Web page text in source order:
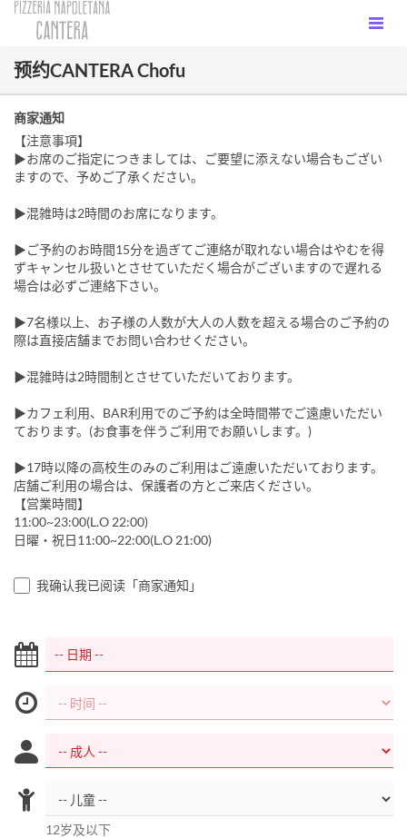
预约CANTERA Chofu
商家通知
【注意事項】
▶お席のご指定につきましては、ご要望に添えない場合もござい
ますので、予めご了承ください。
▶︎混雑時は2時間のお席になります。
▶ご予約のお時間15分を過ぎてご連絡が取れない場合はやむを得
ずキャンセル扱いとさせていただく場合がございますので遅れる
場合は必ずご連絡下さい。
▶7名様以上、お子様の人数が大人の人数を超える場合のご予約の
際は直接店舗までお問い合わせください。
▶混雑時は2時間制とさせていただいております。
▶カフェ利用、BAR利用でのご予約は全時間帯でご遠慮いただい
ております。(お食事を伴うご利用でお願いします。)
▶17時以降の高校生のみのご利用はご遠慮いただいております。
店舗ご利用の場合は、保護者の方とご来店ください。
【営業時間】
11:00~23:00(L.O 22:00)
日曜・祝日11:00~22:00(L.O 21:00)
我确认我已阅读「商家通知」
12岁及以下